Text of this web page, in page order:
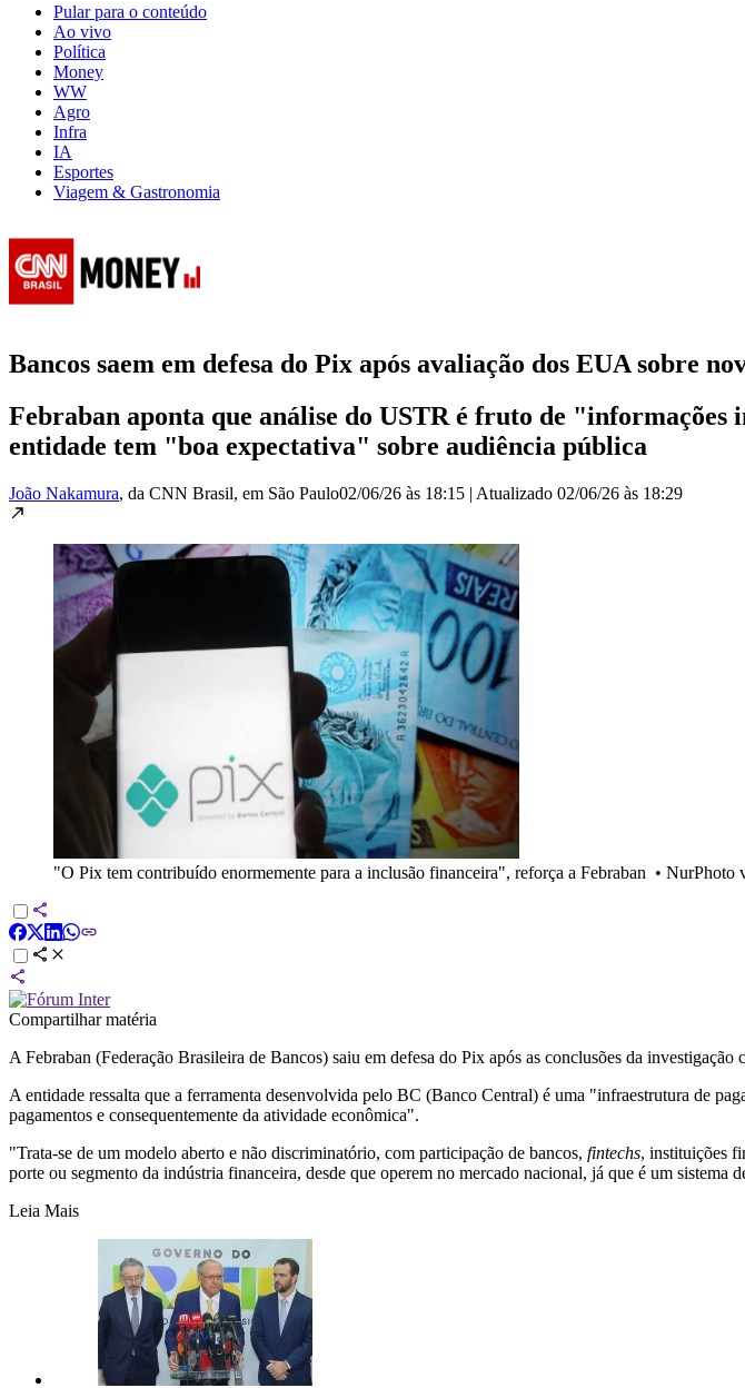
Pular para o conteúdo
Ao vivo
Política
Money
WW
Agro
Infra
IA
Esportes
Viagem & Gastronomia
Bancos saem em defesa do Pix após avaliação dos EUA sobre
Febraban aponta que análise do USTR é fruto de
entidade tem "boa expectativa" sobre audiência pública
João Nakamura, da CNN Brasil, em São Paulo02/06/26 às 18:15 | Atualizado 02/06/26 às 18:29
"O Pix tem contribuído enormemente para a inclusão financeira", reforça a Febraban • NurPhoto
Compartilhar matéria
A Febraban (Federação Brasileira de Bancos) saiu em defesa do Pix após as conclusões da
A entidade ressalta que a ferramenta desenvolvida pelo BC (Banco Central) é uma "infraestrutura de
pagamentos e consequentemente da atividade econômica".
"Trata-se de um modelo aberto e não discriminatório, com participação de bancos, fintechs, instituições
porte ou segmento da indústria financeira, desde que operem no mercado nacional, já que é um sistema
Leia Mais